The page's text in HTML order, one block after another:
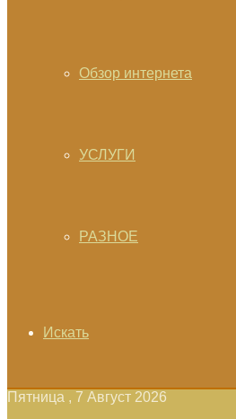
Обзор интернета
УСЛУГИ
РАЗНОЕ
Искать
Пятница , 7 Август 2026